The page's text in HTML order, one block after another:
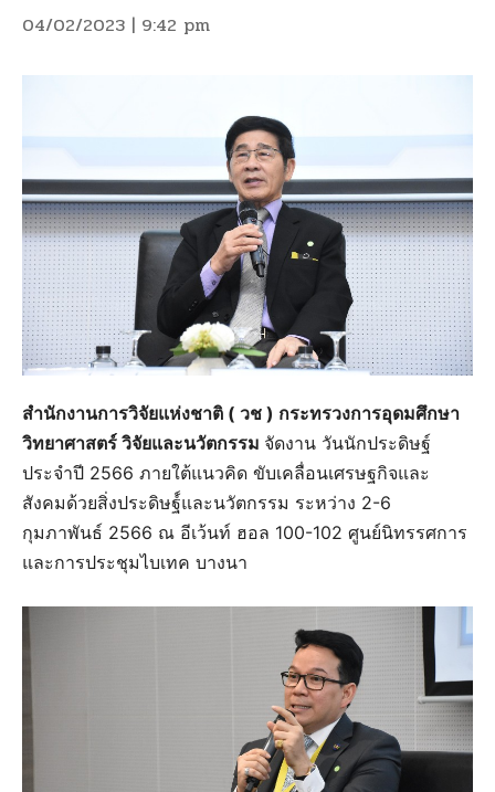
04/02/2023 | 9:42 pm
สำนักงานการวิจัยแห่งชาติ ( วช ) กระทรวงการอุดมศึกษา
วิทยาศาสตร์ วิจัยและนวัตกรรม จัดงาน วันนักประดิษฐ์
ประจำปี 2566 ภายใต้แนวคิด ขับเคลื่อนเศรษฐกิจและ
สังคมด้วยสิ่งประดิษฐ์์และนวัตกรรม ระหว่าง 2-6
กุมภาพันธ์ 2566 ณ อีเว้นท์ ฮอล 100-102 ศูนย์นิทรรศการ
และการประชุมไบเทค บางนา